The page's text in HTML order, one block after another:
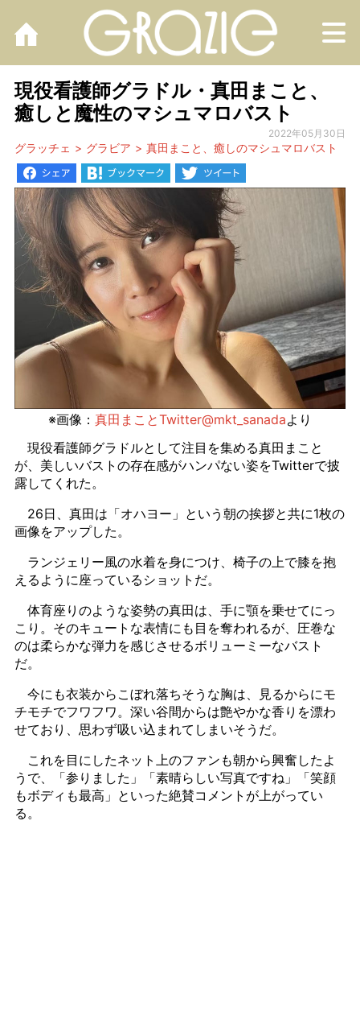
現役看護師グラドル・真田まこと、
癒しと魔性のマシュマロバスト
2022年05月30日
グラッチェ グラビア 真田まこと、癒しのマシュマロバスト
※画像： 真田まことTwitter@mkt_sanadaより
現役看護師グラドルとして注目を集める真田まこと
が、美しいバストの存在感がハンパない姿をTwitterで披
露してくれた。
26日、真田は「オハヨー」という朝の挨拶と共に1枚の
画像をアップした。
ランジェリー風の水着を身につけ、椅子の上で膝を抱
えるように座っているショットだ。
体育座りのような姿勢の真田は、手に顎を乗せてにっ
こり。そのキュートな表情にも目を奪われるが、圧巻な
のは柔らかな弾力を感じさせるボリューミーなバスト
だ。
今にも衣装からこぼれ落ちそうな胸は、見るからにモ
チモチでフワフワ。深い谷間からは艶やかな香りを漂わ
せており、思わず吸い込まれてしまいそうだ。
これを目にしたネット上のファンも朝から興奮したよ
うで、「参りました」「素晴らしい写真ですね」「笑顔
もボディも最高」といった絶賛コメントが上がってい
る。